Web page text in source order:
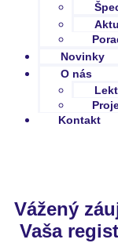
Novinky
O nás
Kontakt
Vážený
Vaša